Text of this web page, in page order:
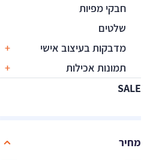
חבקי מפיות
שלטים
מדבקות בעיצוב אישי
תמונות אכילות
SALE
מחיר